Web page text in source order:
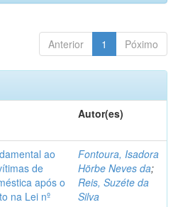
Anterior 1 Póximo
Autor(es)
ao
de
após o
na Lei nº
Fontoura, Isadora
Hörbe Neves da;
Reis, Suzéte da
Silva